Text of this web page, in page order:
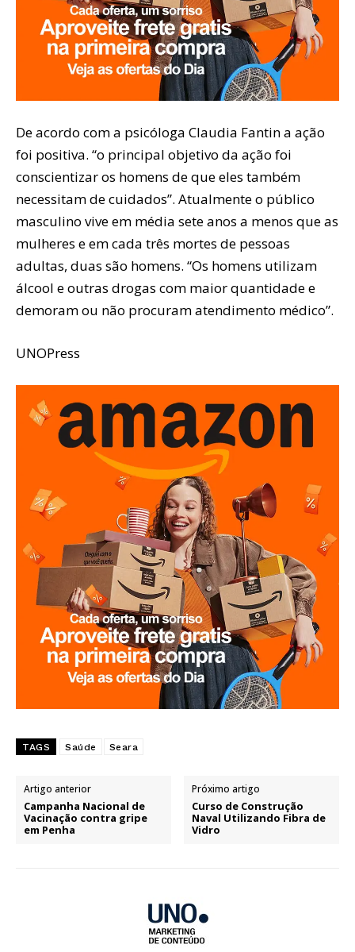
De acordo com a psicóloga Claudia Fantin a ação
foi positiva. “o principal objetivo da ação foi
conscientizar os homens de que eles também
necessitam de cuidados”. Atualmente o público
masculino vive em média sete anos a menos que as
mulheres e em cada três mortes de pessoas
adultas, duas são homens. “Os homens utilizam
álcool e outras drogas com maior quantidade e
demoram ou não procuram atendimento médico”.
UNOPress
TAGS Saúde Seara
Artigo anterior
Campanha Nacional de
Vacinação contra gripe
em Penha
Próximo artigo
Curso de Construção
Naval Utilizando Fibra de
Vidro